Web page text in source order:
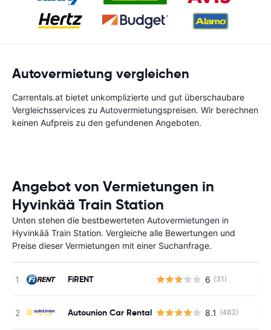
Autovermietung vergleichen
Carrentals.at bietet unkomplizierte und gut überschaubare
Vergleichsservices zu Autovermietungspreisen. Wir berechnen
keinen Aufpreis zu den gefundenen Angeboten.
Angebot von Vermietungen in
Hyvinkää Train Station
Unten stehen die bestbewerteten Autovermietungen in
Hyvinkää Train Station. Vergleiche alle Bewertungen und
Preise dieser Vermietungen mit einer Suchanfrage.
FiRENT 6 (31)
Autounion Car Rental 8.1 (483)